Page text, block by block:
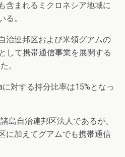
含まれるミクロネシア地域に
る。
治連邦区および米領グアムの
して携帯通信事業を展開する
。
対する持分比率は15%となっ
島自治連邦区法人であるが、
に加えてグアムでも携帯通信